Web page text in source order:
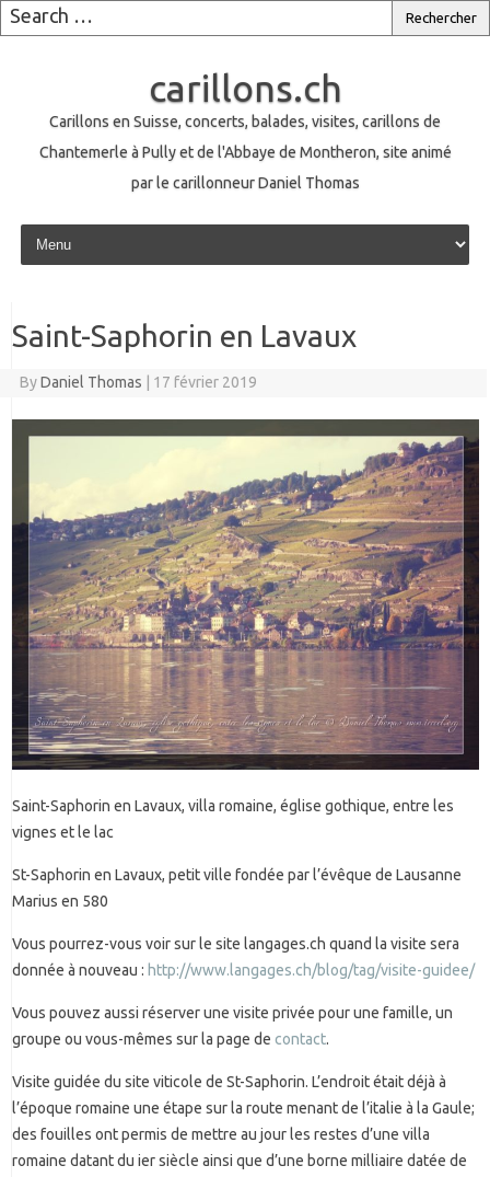
carillons.ch
Carillons en Suisse, concerts, balades, visites, carillons de
Chantemerle à Pully et de l'Abbaye de Montheron, site animé
par le carillonneur Daniel Thomas
Skip to content
Saint-Saphorin en Lavaux
ByDaniel Thomas 17 février 2019
Saint-Saphorin en Lavaux, villa romaine, église gothique, entre les
vignes et le lac
St-Saphorin en Lavaux, petit ville fondée par l’évêque de Lausanne
Marius en 580
Vous pourrez-vous voir sur le site langages.ch quand la visite sera
donnée à nouveau : http://www.langages.ch/blog/tag/visite-guidee/
Vous pouvez aussi réserver une visite privée pour une famille, un
groupe ou vous-mêmes sur la page de contact.
Visite guidée du site viticole de St-Saphorin. L’endroit était déjà à
l’époque romaine une étape sur la route menant de l’italie à la Gaule;
des fouilles ont permis de mettre au jour les restes d’une villa
romaine datant du ier siècle ainsi que d’une borne milliaire datée de